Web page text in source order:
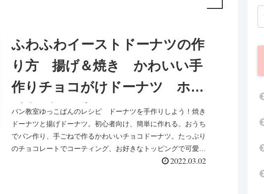
ふわふわイーストドーナツの作
り方 揚げ＆焼き かわいい手
作りチョコがけドーナツ ホワ
イトデーにも
パン教室ゆっこぱんのレシピ ドーナツを手作りしよう！焼き
ドーナツと揚げドーナツ。初心者向け、簡単に作れる。おうち
でパン作り、手ごねで作るかわいいチョコドーナツ。たっぷり
のチョコレートでコーティング、お好きなトッピングで可愛い
2022.03.02